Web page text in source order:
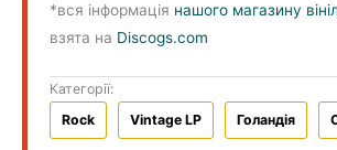
*вся інформація нашого магазину
взята на Discogs.com
Категорії:
Rock
Vintage LP Голандiя